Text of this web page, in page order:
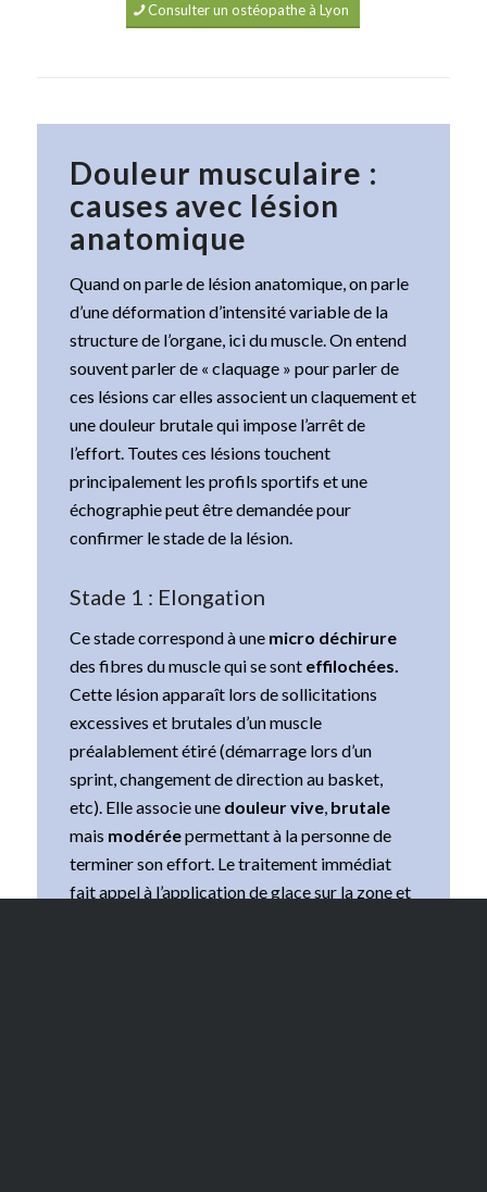
Consulter un ostéopathe à Lyon
Douleur musculaire :
causes avec lésion
anatomique
Quand on parle de lésion anatomique, on parle
d’une déformation d’intensité variable de la
structure de l’organe, ici du muscle. On entend
souvent parler de « claquage » pour parler de
ces lésions car elles associent un claquement et
une douleur brutale qui impose l’arrêt de
l’effort. Toutes ces lésions touchent
principalement les profils sportifs et une
échographie peut être demandée pour
confirmer le stade de la lésion.
Stade 1 : Elongation
Ce stade correspond à une micro déchirure
des fibres du muscle qui se sont effilochées.
Cette lésion apparaît lors de sollicitations
excessives et brutales d’un muscle
préalablement étiré (démarrage lors d’un
sprint, changement de direction au basket,
etc). Elle associe une douleur vive, brutale
mais modéréepermettant à la personne de
terminer son effort. Le traitement immédiat
fait appel à l’application de glace sur la zone et